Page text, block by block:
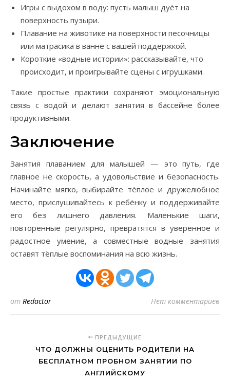
Игры с выдохом в воду: пусть малыш дуёт на
поверхность пузыри.
Плавание на животике на поверхности песочницы
или матрасика в ванне с вашей поддержкой.
Короткие «водные истории»: рассказывайте, что
происходит, и проигрывайте сцены с игрушками.
Такие простые практики сохраняют эмоциональную
связь с водой и делают занятия в бассейне более
продуктивными.
Заключение
Занятия плаванием для малышей — это путь, где
главное не скорость, а удовольствие и безопасность.
Начинайте мягко, выбирайте тёплое и дружелюбное
место, прислушивайтесь к ребёнку и поддерживайте
его без лишнего давления. Маленькие шаги,
повторенные регулярно, превратятся в уверенное и
радостное умение, а совместные водные занятия
оставят тёплые воспоминания на всю жизнь.
от Redactor Нет комментариев
ПРЕДЫДУЩИЕ
ЧТО ДОЛЖНЫ ОЦЕНИТЬ РОДИТЕЛИ НА
БЕСПЛАТНОМ ПРОБНОМ ЗАНЯТИИ ПО
АНГЛИЙСКОМУ